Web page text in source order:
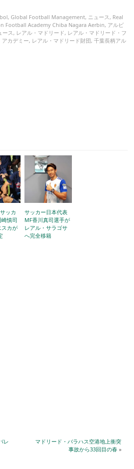
,Global Football Management, ニュース, Real
Football Academy Chiba Nagara Aerbin, アルビ
ース, レアル・マドリード, レアル・マドリード・フ
アカデミー, レアル・マドリード財団,千葉長柄アル
ッカ
慎司
スカが
サッカー日本代表
MF香川真司選手が
レアル・サラゴサ
へ完全移籍
レ
マドリード・バラハス空港地上衝突
事故から33回目の春»